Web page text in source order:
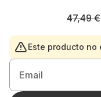
47,49 €
Este producto
Email